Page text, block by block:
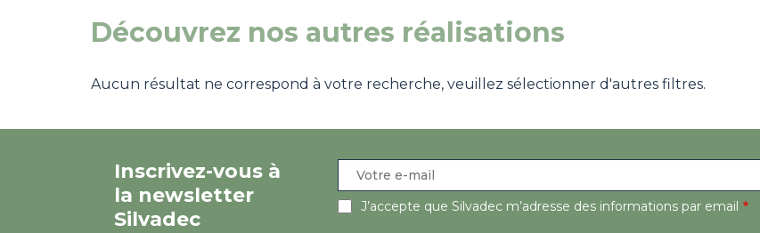
Découvrez nos autres réalisations
Aucun résultat ne correspond à votre recherche, veuillez sélectionner d'autres filtres.
Inscrivez-vous à
la newsletter
Silvadec
J’accepte que Silvadec m’adresse des informations par email